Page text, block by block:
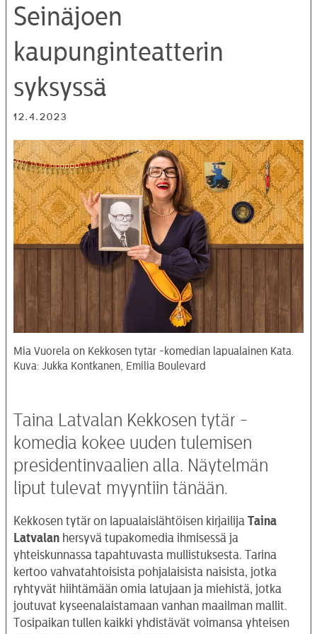
Seinäjoen
kaupunginteatterin
syksyssä
12.4.2023
Mia Vuorela on Kekkosen tytär -komedian lapualainen Kata.
Kuva: Jukka Kontkanen, Emilia Boulevard
Taina Latvalan Kekkosen tytär -
komedia kokee uuden tulemisen
presidentinvaalien alla. Näytelmän
liput tulevat myyntiin tänään.
Kekkosen tytär on lapualaislähtöisen kirjailija Taina
Latvalan hersyvä tupakomedia ihmisessä ja
yhteiskunnassa tapahtuvasta mullistuksesta. Tarina
kertoo vahvatahtoisista pohjalaisista naisista, jotka
ryhtyvät hiihtämään omia latujaan ja miehistä, jotka
joutuvat kyseenalaistamaan vanhan maailman mallit.
Tosipaikan tullen kaikki yhdistävät voimansa yhteisen